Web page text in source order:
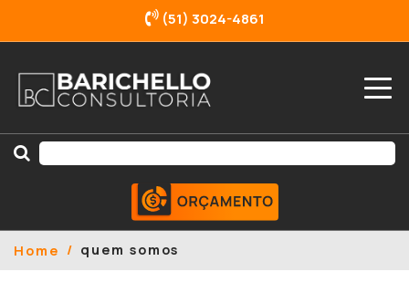
(51) 3024-4861
Home quem somos